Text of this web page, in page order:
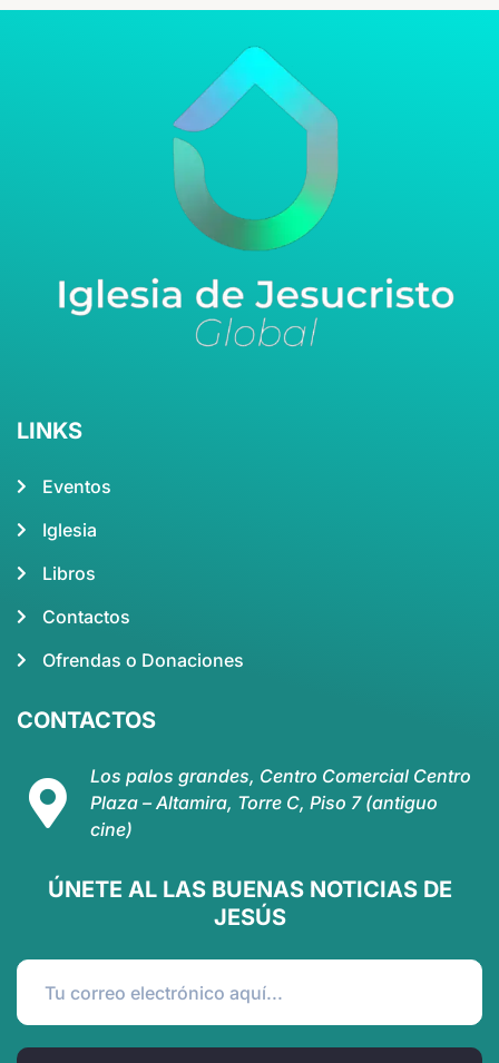
LINKS
Eventos
Iglesia
Libros
Contactos
Ofrendas o Donaciones
CONTACTOS
Los palos grandes, Centro Comercial Centro
Plaza – Altamira, Torre C, Piso 7 (antiguo
cine)
ÚNETE AL LAS BUENAS NOTICIAS DE
JESÚS